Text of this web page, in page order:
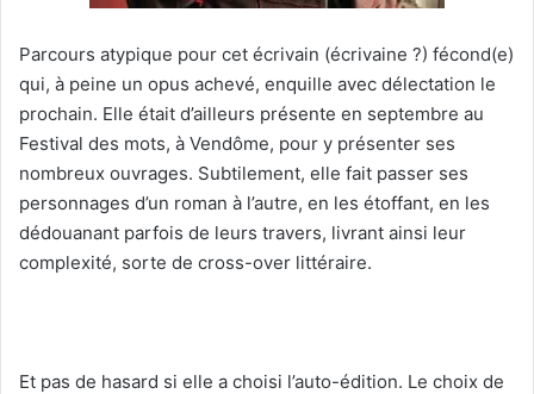
Parcours atypique pour cet écrivain (écrivaine ?) fécond(e)
qui, à peine un opus achevé, enquille avec délectation le
prochain. Elle était d’ailleurs présente en septembre au
Festival des mots, à Vendôme, pour y présenter ses
nombreux ouvrages. Subtilement, elle fait passer ses
personnages d’un roman à l’autre, en les étoffant, en les
dédouanant parfois de leurs travers, livrant ainsi leur
complexité, sorte de cross-over littéraire.
Et pas de hasard si elle a choisi l’auto-édition. Le choix de